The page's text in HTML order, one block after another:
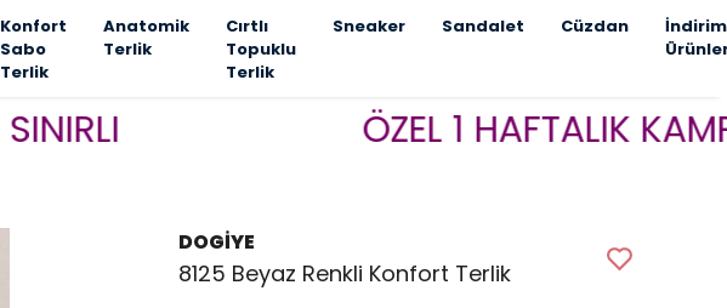
Konfort
Sabo
Terlik
Anatomik
Terlik
Cırtlı
Topuklu
Terlik
Sneaker Sandalet Cüzdan
ÖZEL 1 HAFTALIK
DOGİYE
8125 Beyaz Renkli Konfort Terlik